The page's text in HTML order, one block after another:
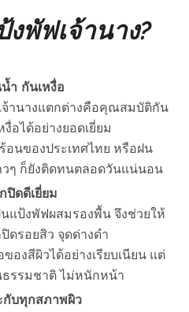
พัฟเจ้านาง?
ำ กันเหงื่อ
จ้านางแตกต่างคือคุณสมบัติกัน
อได้อย่างยอดเยี่ยม
อนของประเทศไทย หรือฝน
ๆ ก็ยังติดทนตลอดวันแน่นอน
ปิดดีเยี่ยม
นแป้งพัฟผสมรองพื้น จึงช่วยให้
ดรอยสิว จุดด่างดำ
องสีผิวได้อย่างเรียบเนียน แต่
ธรรมชาติ ไม่หนักหน้า
กับทุกสภาพผิว